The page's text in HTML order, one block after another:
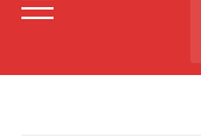
Toggle
menu